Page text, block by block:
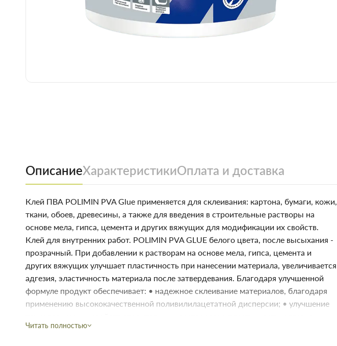
ОписаниеХарактеристикиОплата и доставка
Клей ПВА POLIMIN PVA Glue применяется для склеивания: картона, бумаги, кожи,
ткани, обоев, древесины, а также для введения в строительные растворы на
основе мела, гипса, цемента и других вяжущих для модификации их свойств.
Клей для внутренних работ. POLIMIN PVA GLUE белого цвета, после высыхания -
прозрачный. При добавлении к растворам на основе мела, гипса, цемента и
других вяжущих улучшает пластичность при нанесении материала, увеличивается
адгезия, эластичность материала после затвердевания. Благодаря улучшенной
формуле продукт обеспечивает: • надежное склеивание материалов, благодаря
применению высококачественной поливилилацетатной дисперсии; • улучшение
эластичность.
Читать полностью